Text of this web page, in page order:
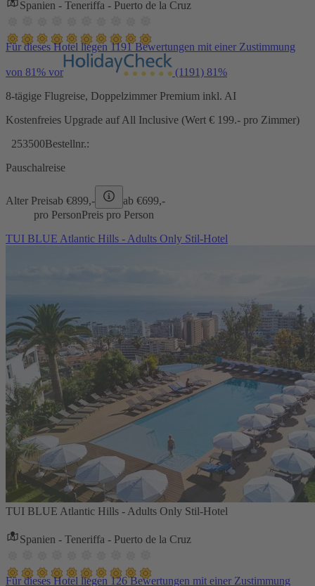
Spanien - Teneriffa - Puerto de la Cruz
Für dieses Hotel liegen 1191 Bewertungen mit einer Zustimmung
von 81% vor (1191) 81%
8-tägige Flugreise, Doppelzimmer Premium inkl. AI
Kostenfreies Upgrade auf All Inclusive (Wert € 199.- pro Zimmer)
253500Bestellnr.:
Pauschalreise
Alter Preisab €899,- ab €699,-
pro PersonPreis pro Person
TUI BLUE Atlantic Hills - Adults Only Stil-Hotel
TUI BLUE Atlantic Hills - Adults Only Stil-Hotel
Spanien - Teneriffa - Puerto de la Cruz
Für dieses Hotel liegen 126 Bewertungen mit einer Zustimmung